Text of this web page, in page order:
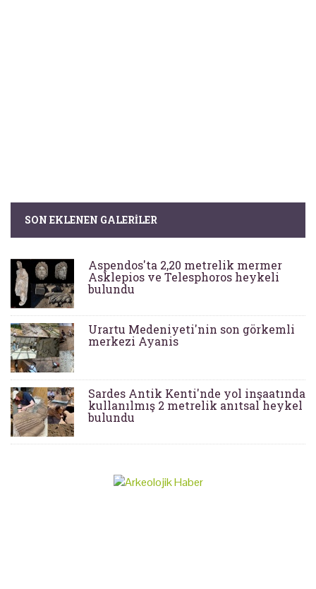
SON EKLENEN GALERILER
Aspendos'ta 2,20 metrelik mermer
Asklepios ve Telesphoros heykeli
bulundu
Urartu Medeniyeti'nin son görkemli
merkezi Ayanis
Sardes Antik Kenti'nde yol inşaatında
kullanılmış 2 metrelik anıtsal heykel
bulundu